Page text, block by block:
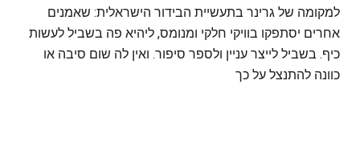
למקומה של גרינר בתעשיית הבידור הישראלית: שאמנים
אחרים יסתפקו בוויקי חלקי ומנומס, ליהיא פה בשביל לעשות
כיף. בשביל לייצר עניין ולספר סיפור. ואין לה שום סיבה או
כוונה להתנצל על כך